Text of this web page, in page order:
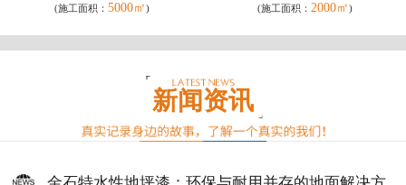
(施工面积： 5000㎡) (施工面积： 2000㎡)
新闻资讯